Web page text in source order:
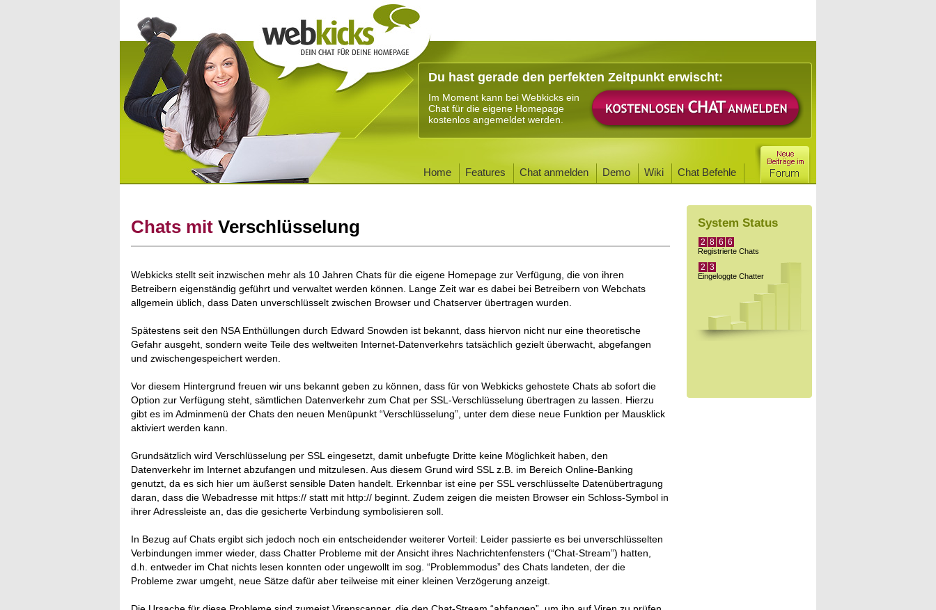
Du hast gerade den perfekten Zeitpunkt erwischt:
Im Moment kann bei Webkicks ein
Chat für die eigene Homepage
kostenlos angemeldet werden.
Home Features Chat anmelden Demo Wiki Chat Befehle
Chats mit Verschlüsselung
Webkicks stellt seit inzwischen mehr als 10 Jahren Chats für die eigene Homepage zur Verfügung, die von ihren
Betreibern eigenständig geführt und verwaltet werden können. Lange Zeit war es dabei bei Betreibern von Webchats
allgemein üblich, dass Daten unverschlüsselt zwischen Browser und Chatserver übertragen wurden.
Spätestens seit den NSA Enthüllungen durch Edward Snowden ist bekannt, dass hiervon nicht nur eine theoretische
Gefahr ausgeht, sondern weite Teile des weltweiten Internet-Datenverkehrs tatsächlich gezielt überwacht, abgefangen
und zwischengespeichert werden.
Vor diesem Hintergrund freuen wir uns bekannt geben zu können, dass für von Webkicks gehostete Chats ab sofort die
Option zur Verfügung steht, sämtlichen Datenverkehr zum Chat per SSL-Verschlüsselung übertragen zu lassen. Hierzu
gibt es im Adminmenü der Chats den neuen Menüpunkt “Verschlüsselung”, unter dem diese neue Funktion per Mausklick
aktiviert werden kann.
Grundsätzlich wird Verschlüsselung per SSL eingesetzt, damit unbefugte Dritte keine Möglichkeit haben, den
Datenverkehr im Internet abzufangen und mitzulesen. Aus diesem Grund wird SSL z.B. im Bereich Online-Banking
genutzt, da es sich hier um äußerst sensible Daten handelt. Erkennbar ist eine per SSL verschlüsselte Datenübertragung
daran, dass die Webadresse mit https:// statt mit http:// beginnt. Zudem zeigen die meisten Browser ein Schloss-Symbol in
ihrer Adressleiste an, das die gesicherte Verbindung symbolisieren soll.
In Bezug auf Chats ergibt sich jedoch noch ein entscheidender weiterer Vorteil: Leider passierte es bei unverschlüsselten
Verbindungen immer wieder, dass Chatter Probleme mit der Ansicht ihres Nachrichtenfensters (“Chat-Stream”) hatten,
d.h. entweder im Chat nichts lesen konnten oder ungewollt im sog. “Problemmodus” des Chats landeten, der die
Probleme zwar umgeht, neue Sätze dafür aber teilweise mit einer kleinen Verzögerung anzeigt.
System Status
2 8 6 6
Registrierte Chats
2 3
Eingeloggte Chatter